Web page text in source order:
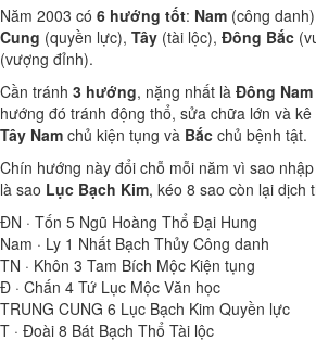
Năm 2003 có 6 hướng tốt: Nam (công
Cung (quyền lực), Tây (tài lộc), Đông Bắc
(vượng đỉnh).
Cần tránh 3 hướng, nặng nhất là Đông Nam
hướng đó tránh động thổ, sửa chữa lớn và
Tây Nam chủ kiện tụng và Bắc chủ bệnh tật.
Chín hướng này đổi chỗ mỗi năm vì sao
là sao Lục Bạch Kim, kéo 8 sao còn lại dịch
ĐN · Tốn 5 Ngũ Hoàng Thổ Đại Hung
Nam · Ly 1 Nhất Bạch Thủy Công danh
TN · Khôn 3 Tam Bích Mộc Kiện tụng
Đ · Chấn 4 Tứ Lục Mộc Văn học
TRUNG CUNG 6 Lục Bạch Kim Quyền lực
T · Đoài 8 Bát Bạch Thổ Tài lộc